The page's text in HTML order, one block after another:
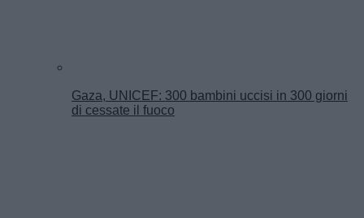
Gaza, UNICEF: 300 bambini uccisi in 300 giorni
di cessate il fuoco